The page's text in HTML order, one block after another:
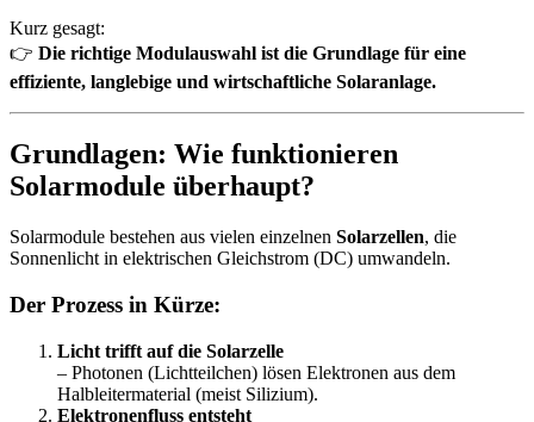
Kurz gesagt:
👉 Die richtige Modulauswahl ist die Grundlage für eine
effiziente, langlebige und wirtschaftliche Solaranlage.
Grundlagen: Wie funktionieren
Solarmodule überhaupt?
Solarmodule bestehen aus vielen einzelnen Solarzellen, die
Sonnenlicht in elektrischen Gleichstrom (DC) umwandeln.
Der Prozess in Kürze:
Licht trifft auf die Solarzelle
– Photonen (Lichtteilchen) lösen Elektronen aus dem
Halbleitermaterial (meist Silizium).
Elektronenfluss entsteht